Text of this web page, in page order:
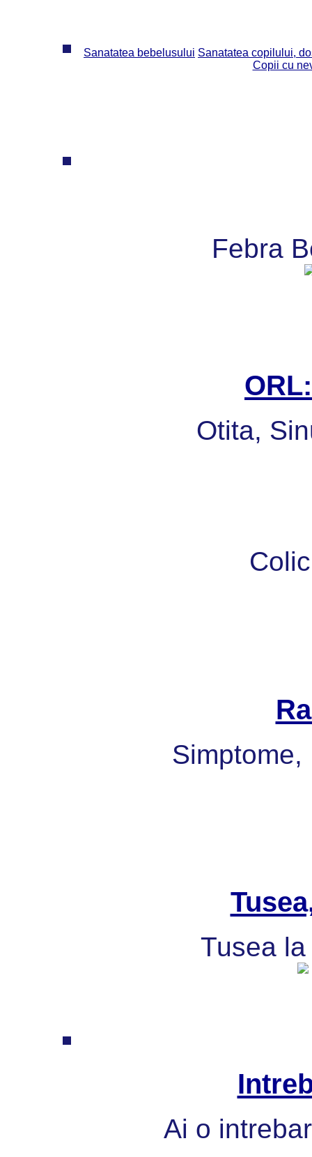
Sanatatea bebelusului Sanatatea copilului,
Copii cu
Febra
Otita,
Tusea
Ai o